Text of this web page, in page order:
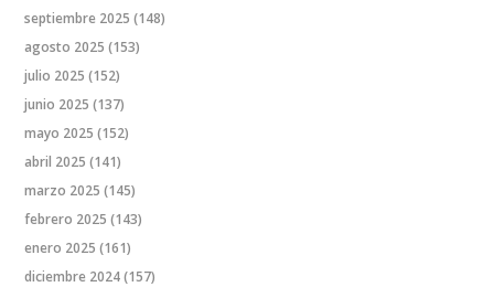
septiembre 2025 (148)
agosto 2025 (153)
julio 2025 (152)
junio 2025 (137)
mayo 2025 (152)
abril 2025 (141)
marzo 2025 (145)
febrero 2025 (143)
enero 2025 (161)
diciembre 2024(157)